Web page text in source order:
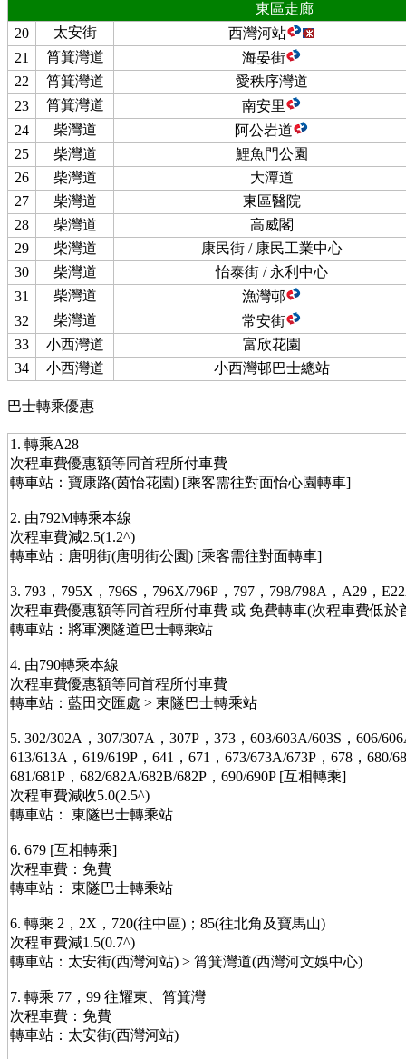
東區走廊
20
太安街
西灣河站
21
筲箕灣道
海晏街
22
筲箕灣道
愛秩序灣道
23
筲箕灣道
南安里
24
柴灣道
阿公岩道
25
柴灣道
鯉魚門公園
26
柴灣道
大潭道
27
柴灣道
東區醫院
28
柴灣道
高威閣
29
柴灣道
康民街 / 康民工業中心
30
柴灣道
怡泰街 / 永利中心
31
柴灣道
漁灣邨
32
柴灣道
常安街
33
小西灣道
富欣花園
34
小西灣道 小西灣邨巴士總站
巴士轉乘優惠
1. 轉乘A28
次程車費優惠額等同首程所付車費
轉車站：寶康路(茵怡花園) [乘客需往對面怡心園轉車]
2. 由792M轉乘本線
次程車費減2.5(1.2^)
轉車站：唐明街(唐明街公園) [乘客需往對面轉車]
3. 793，795X，796S，796X/796P，797，798/798A，A29，
次程車費優惠額等同首程所付車費 或 免費轉車(次程車費低於
轉車站：將軍澳隧道巴士轉乘站
4. 由790轉乘本線
次程車費優惠額等同首程所付車費
轉車站：藍田交匯處 > 東隧巴士轉乘站
5. 302/302A，307/307A，307P，373，603/603A/603S，606/
613/613A，619/619P，641，671，673/673A/673P，678，680/
681/681P，682/682A/682B/682P，690/690P [互相轉乘]
次程車費減收5.0(2.5^)
轉車站： 東隧巴士轉乘站
6. 679 [互相轉乘]
次程車費：免費
轉車站： 東隧巴士轉乘站
6. 轉乘 2，2X，720(往中區)；85(往北角及寶馬山)
次程車費減1.5(0.7^)
轉車站：太安街(西灣河站) > 筲箕灣道(西灣河文娛中心)
7. 轉乘 77，99 往耀東、筲箕灣
次程車費：免費
轉車站：太安街(西灣河站)